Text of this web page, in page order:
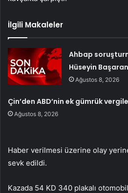
İlgili Makaleler
Ahbap
Hüseyin
Ağustos 8, 2026
Çin’den ABD’nin ek gümrük
Ağustos 8, 2026
Haber verilmesi üzerine olay
sevk edildi.
Kazada 54 KD 340 plakalı